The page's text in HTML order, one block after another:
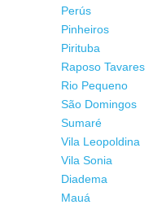
Perús
Pinheiros
Pirituba
Raposo Tavares
Rio Pequeno
São Domingos
Sumaré
Vila Leopoldina
Vila Sonia
Diadema
Mauá